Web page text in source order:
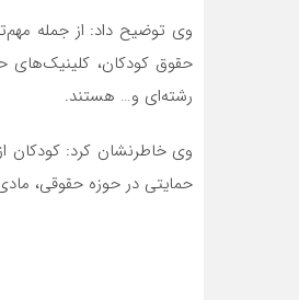
وی توضیح داد: از جمله
حقوق کودکان،
رشته‌ای و… هستند.
وی خاطرنشان کرد: کودکان
حمایتی در حوزه حقوقی،